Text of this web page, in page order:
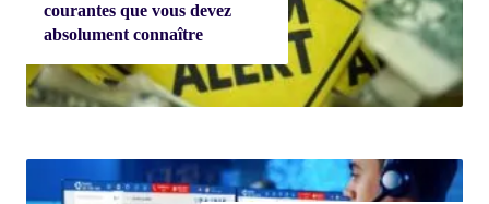
courantes que vous devez
absolument connaître